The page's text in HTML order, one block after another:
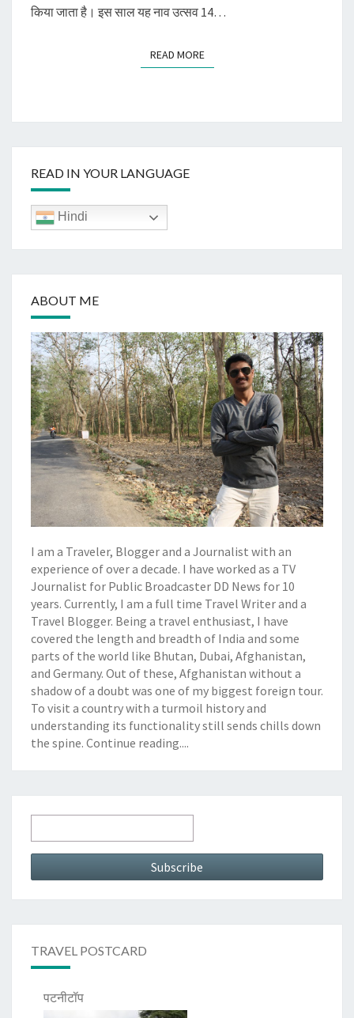
किया जाता है। इस साल यह नाव उत्सव 14…
READ MOREREAD MORE
READ IN YOUR LANGUAGE
Hindi
ABOUT ME
I am a Traveler, Blogger and a Journalist with an
experience of over a decade. I have worked as a TV
Journalist for Public Broadcaster DD News for 10
years. Currently, I am a full time Travel Writer and a
Travel Blogger. Being a travel enthusiast, I have
covered the length and breadth of India and some
parts of the world like Bhutan, Dubai, Afghanistan,
and Germany. Out of these, Afghanistan without a
shadow of a doubt was one of my biggest foreign tour.
To visit a country with a turmoil history and
understanding its functionality still sends chills down
the spine. Continue reading....
TRAVEL POSTCARD
पटनीटॉप